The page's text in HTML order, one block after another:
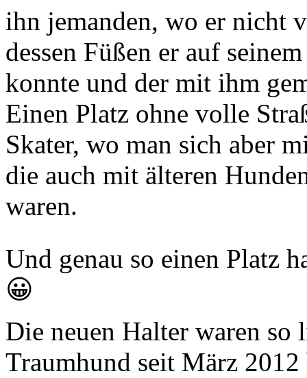
ihn jemanden, wo er nicht
dessen Füßen er auf
konnte und der mit ihm
Einen Platz ohne volle
Skater, wo man sich aber
die auch mit älteren
waren.
Und genau so einen Platz
😀
Die neuen Halter waren so
Traumhund seit März